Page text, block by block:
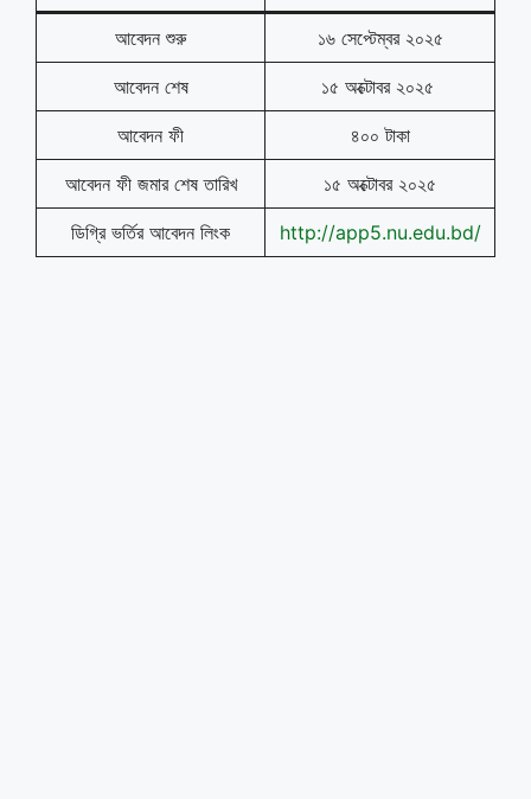
আবেদন শুরু ১৬ সেপ্টেম্বর ২০২৫
আবেদন শেষ ১৫ অক্টোবর ২০২৫
আবেদন ফী ৪০০ টাকা
আবেদন ফী জমার শেষ তারিখ ১৫ অক্টোবর ২০২৫
ডিগ্রি ভর্তির আবেদন লিংক http://app5.nu.edu.bd/